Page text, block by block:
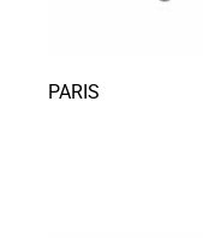
PARIS